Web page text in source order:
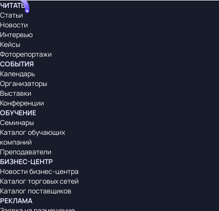
ЧИТАТЬ
Статьи
Новости
Интервью
Кейсы
Фоторепортажи
СОБЫТИЯ
Календарь
Организаторы
Выставки
Конференции
ОБУЧЕНИЕ
Семинары
Каталог обучающих
компаний
Преподаватели
БИЗНЕС-ЦЕНТР
Новости бизнес-центра
Каталог торговых сетей
Каталог поставщиков
РЕКЛАМА